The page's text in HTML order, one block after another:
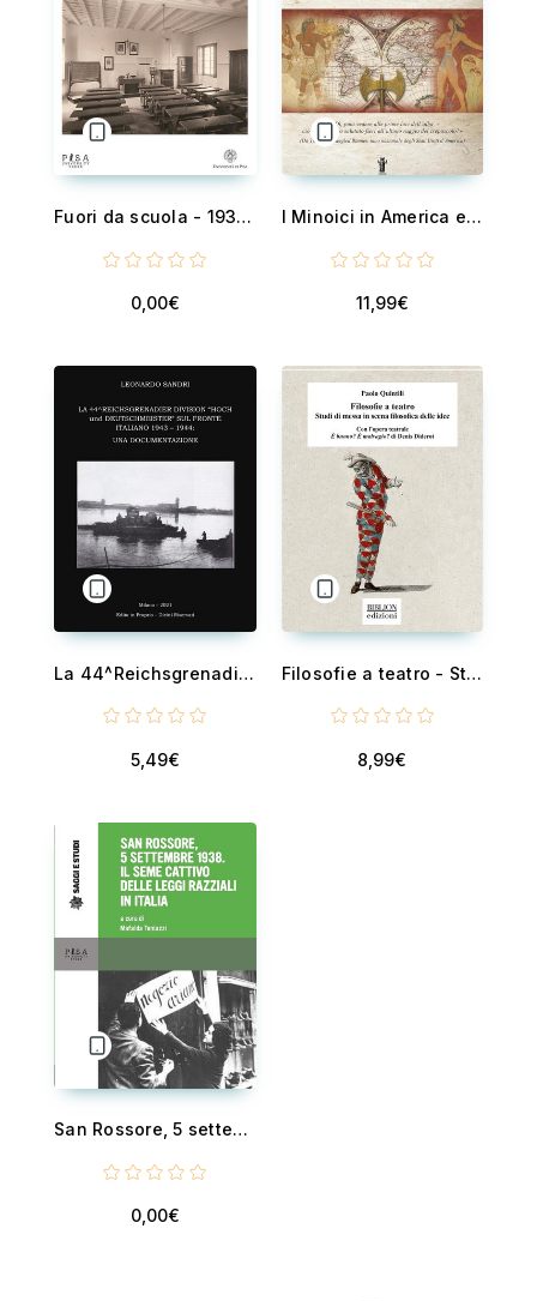
Fuori da scuola - 1938 - studenti e docenti ebrei espulsi dalle aule pisane
0,00€
I Minoici in America e le memorie di una civiltà perduta
11,99€
La 44^Reichsgrenadier Division "Hoch und Deutschmeister" sul fronte italiano 1943 - 1944: Una documentazione
5,49€
Filosofie a teatro - Studi di messa in scena filosofica delle idee
8,99€
San Rossore, 5 settembre 1938. Il seme cattivo delle leggi razziali in Italia
0,00€